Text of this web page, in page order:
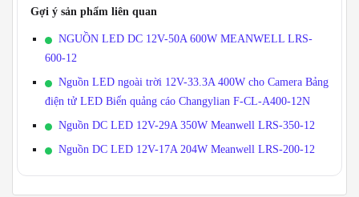
Gợi ý sản phẩm liên quan
NGUỒN LED DC 12V-50A 600W MEANWELL LRS-
600-12
Nguồn LED ngoài trời 12V-33.3A 400W cho Camera Bảng
điện tử LED Biển quảng cáo Changylian F-CL-A400-12N
Nguồn DC LED 12V-29A 350W Meanwell LRS-350-12
Nguồn DC LED 12V-17A 204W Meanwell LRS-200-12